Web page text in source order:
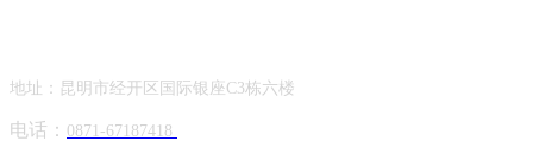
地址：昆明市经开区国际银座C3栋六楼
电话： 0871-67187418